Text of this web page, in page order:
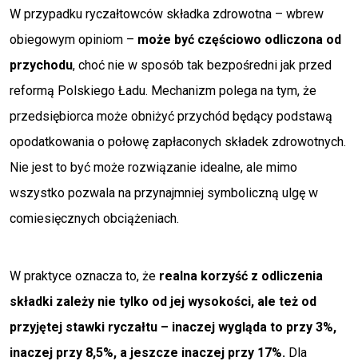
W przypadku ryczałtowców składka zdrowotna – wbrew
obiegowym opiniom – może być częściowo odliczona od
przychodu, choć nie w sposób tak bezpośredni jak przed
reformą Polskiego Ładu. Mechanizm polega na tym, że
przedsiębiorca może obniżyć przychód będący podstawą
opodatkowania o połowę zapłaconych składek zdrowotnych.
Nie jest to być może rozwiązanie idealne, ale mimo
wszystko pozwala na przynajmniej symboliczną ulgę w
comiesięcznych obciążeniach.
W praktyce oznacza to, że realna korzyść z odliczenia
składki zależy nie tylko od jej wysokości, ale też od
przyjętej stawki ryczałtu – inaczej wygląda to przy 3%,
inaczej przy 8,5%, a jeszcze inaczej przy 17%. Dla